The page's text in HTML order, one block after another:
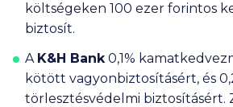
költségeken 100 ezer forintos
biztosít.
A K&H Bank 0,1%
kötött vagyonbiztosításért, és
törlesztésvédelmi biztosításért.